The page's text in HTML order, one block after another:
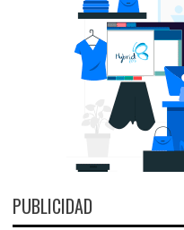
PUBLICIDAD